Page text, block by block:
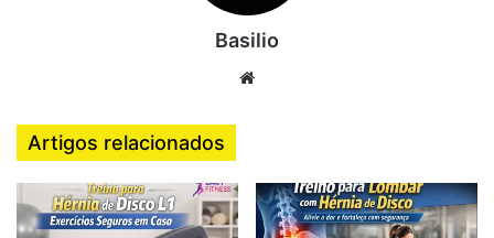
ganhar força máxima. É necessário desenvolver
coordenação para proteger as articulações e melhorar o
O que é a lombar e qual sua função
no corpo?
Basilio
Artigos relacionados